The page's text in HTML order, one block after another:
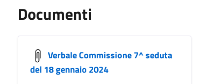
Documenti
Verbale Commissione 7^ seduta
del 18 gennaio 2024